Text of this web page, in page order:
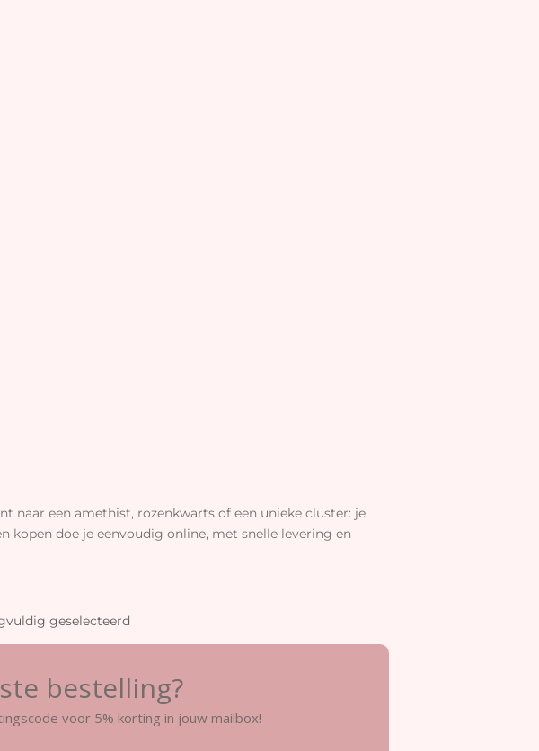
naar een amethist, rozenkwarts of een unieke cluster: je
kopen doe je eenvoudig online, met snelle levering en
geselecteerd
bestelling?
voor 5% korting in jouw mailbox!